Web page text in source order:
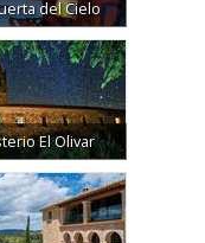
del Cielo
El Olivar